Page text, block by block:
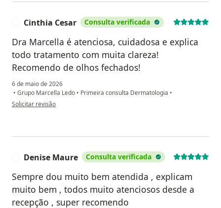
Cinthia Cesar Consulta verificada
Dra Marcella é atenciosa, cuidadosa e explica
todo tratamento com muita clareza!
Recomendo de olhos fechados!
6 de maio de 2026
• Grupo Marcella Ledo • Primeira consulta Dermatologia •
na opinião do utilizador Cinthia Cesar
Solicitar revisão
Denise Maure Consulta verificada
Sempre dou muito bem atendida , explicam
muito bem , todos muito atenciosos desde a
recepção , super recomendo